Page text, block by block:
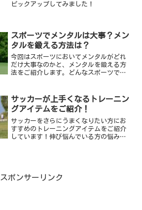
ピックアップしてみました！
スポーツでメンタルは大事？メン
タルを鍛える方法は？
今回はスポーツにおいてメンタルがどれ
だけ大事なのかと、メンタルを鍛える方
法をご紹介します。どんなスポーツでも
での強さも絶対に必要です。そこでスポ
ーツでのメンタルの重要性...
サッカーが上手くなるトレーニン
グアイテムをご紹介！
サッカーをさらにうまくなりたい方にお
すすめのトレーニングアイテムをご紹介
しています！伸び悩んでいる方の悩みは
スポンサーリンク